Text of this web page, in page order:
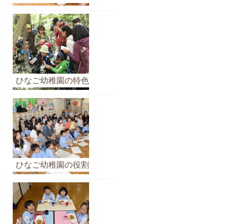
イ
ブ
ひなご幼稚園の特色
ひなご幼稚園の役割